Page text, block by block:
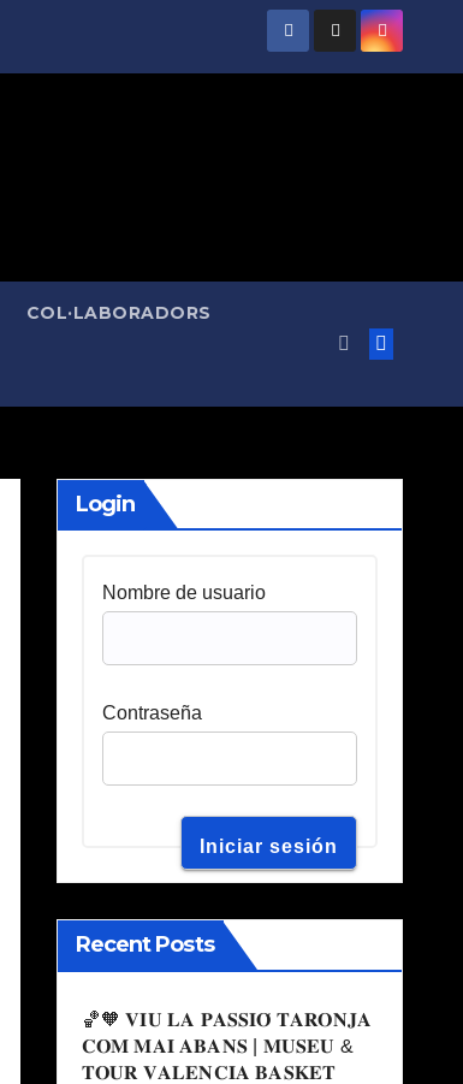
COL·LABORADORS
Login
Nombre de usuario
Contraseña
Recent Posts
🏀🧡 𝐕𝐈𝐔 𝐋𝐀 𝐏𝐀𝐒𝐒𝐈𝐎́ 𝐓𝐀𝐑𝐎𝐍𝐉𝐀
𝐂𝐎𝐌 𝐌𝐀𝐈 𝐀𝐁𝐀𝐍𝐒 | 𝐌𝐔𝐒𝐄𝐔 &
𝐓𝐎𝐔𝐑 𝐕𝐀𝐋𝐄𝐍𝐂𝐈𝐀 𝐁𝐀𝐒𝐊𝐄𝐓